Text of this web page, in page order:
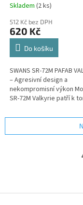
Skladem (2 ks)
512 Kč bez DPH
620 Kč
Do košíku
SWANS SR-72M PAFAB
– Agresivní design a
nekompromisní výkon
SR-72M Valkyrie patří k
současném trhu se